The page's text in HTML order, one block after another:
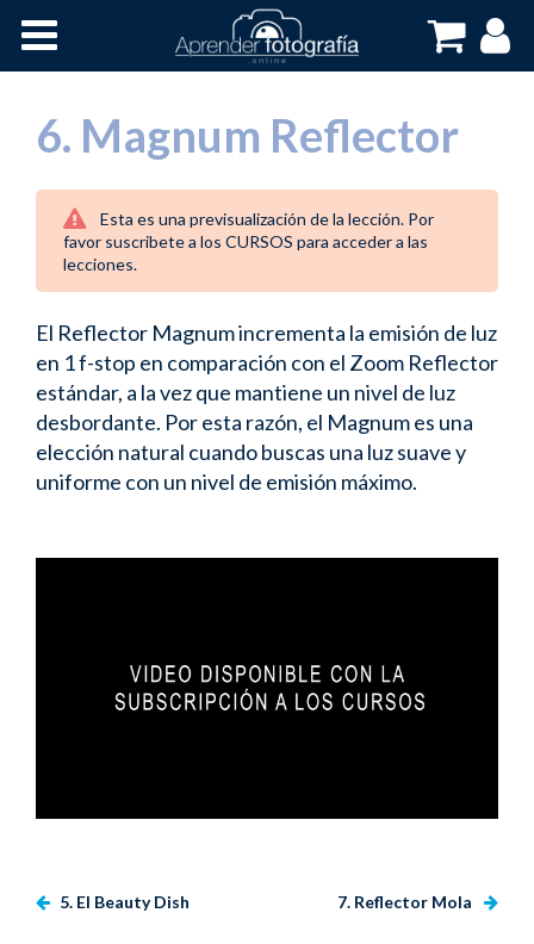
6. Magnum Reflector
Esta es una previsualización de la lección. Por
favor suscribete a los CURSOS para acceder a las
lecciones.
El Reflector Magnum incrementa la emisión de luz
en 1 f-stop en comparación con el Zoom Reflector
estándar, a la vez que mantiene un nivel de luz
desbordante. Por esta razón, el Magnum es una
elección natural cuando buscas una luz suave y
uniforme con un nivel de emisión máximo.
5. El Beauty Dish 7. Reflector Mola